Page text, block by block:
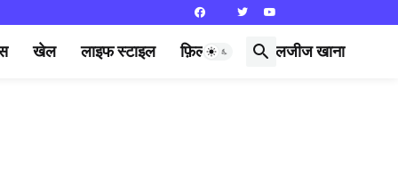
खेल लाइफ स्टाइल फ़िल्मी दुनिया लजीज खाना